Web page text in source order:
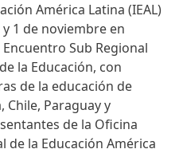
América Latina (IEAL)
1 de noviembre en
Sub Regional
la Educación, con
de la educación de
Chile, Paraguay y
de la Oficina
de la Educación América